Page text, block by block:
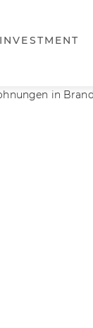
INVESTMENT
in